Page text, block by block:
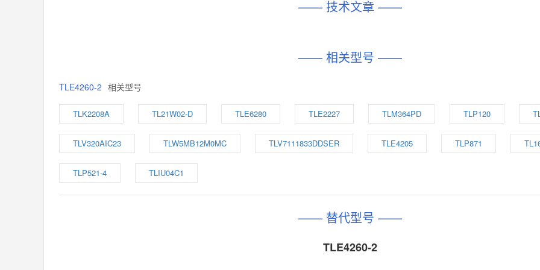
—— 技术文章 ——
—— 相关型号 ——
TLE4260-2 相关型号
TLK2208A TL21W02-D TLE6280 TLE2227 TLM364PD TLP120
TLV320AIC23 TLW5MB12M0MC TLV7111833DDSER TLE4205 TLP871
TLP521-4 TLIU04C1
—— 替代型号 ——
TLE4260-2